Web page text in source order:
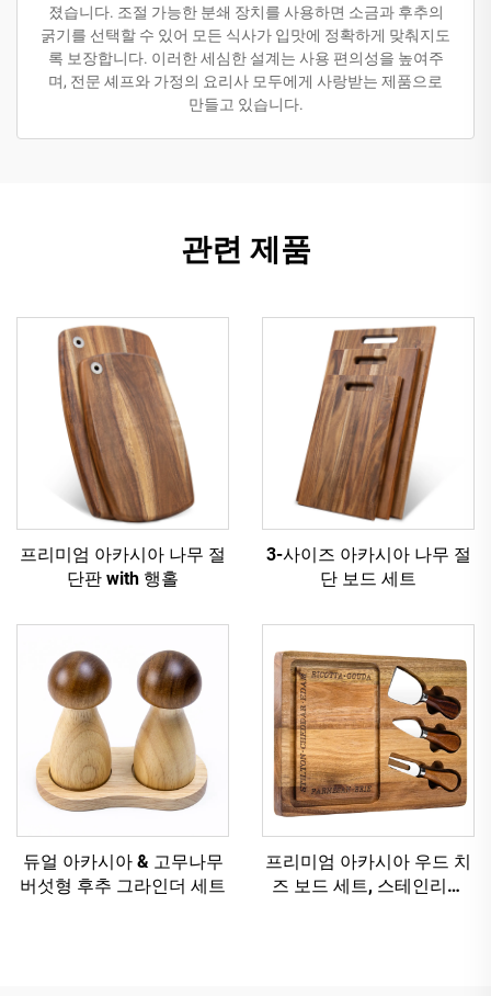
졌습니다. 조절 가능한 분쇄 장치를 사용하면 소금과 후추의
굵기를 선택할 수 있어 모든 식사가 입맛에 정확하게 맞춰지도
록 보장합니다. 이러한 세심한 설계는 사용 편의성을 높여주
며, 전문 셰프와 가정의 요리사 모두에게 사랑받는 제품으로
만들고 있습니다.
관련 제품
프리미엄 아카시아 나무 절
단판 with 행홀
3-사이즈 아카시아 나무 절
단 보드 세트
듀얼 아카시아 & 고무나무
버섯형 후추 그라인더 세트
프리미엄 아카시아 우드 치
즈 보드 세트, 스테인리스